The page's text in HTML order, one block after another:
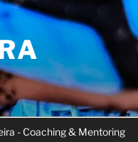
- Coaching & Mentoring